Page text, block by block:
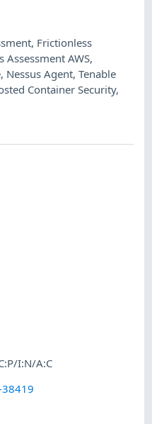
, Frictionless
Assessment AWS,
, Nessus Agent,Tenable
Container Security,
I:N/A:C
38419